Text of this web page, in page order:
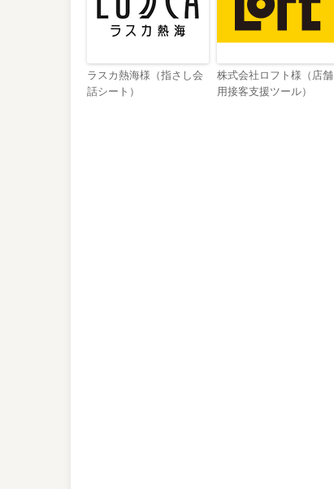
ラスカ熱海様（指さし会
話シート）
株式会社ロフト様（店舗
用接客支援ツール）